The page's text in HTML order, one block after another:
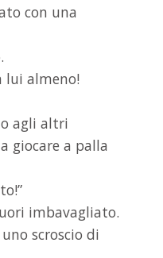
con una
lui almeno!
agli altri
giocare a palla
imbavagliato.
scroscio di